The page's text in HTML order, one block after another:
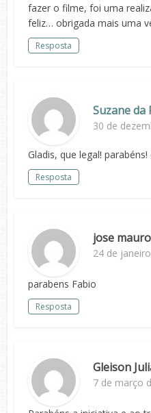
fazer o filme, foi uma
feliz… obrigada mais uma
Resposta
Suzane da
30 de
Gladis, que legal! parabéns!
Resposta
jose mauro
24 de
parabens Fabio
Resposta
Gleison
7 de março